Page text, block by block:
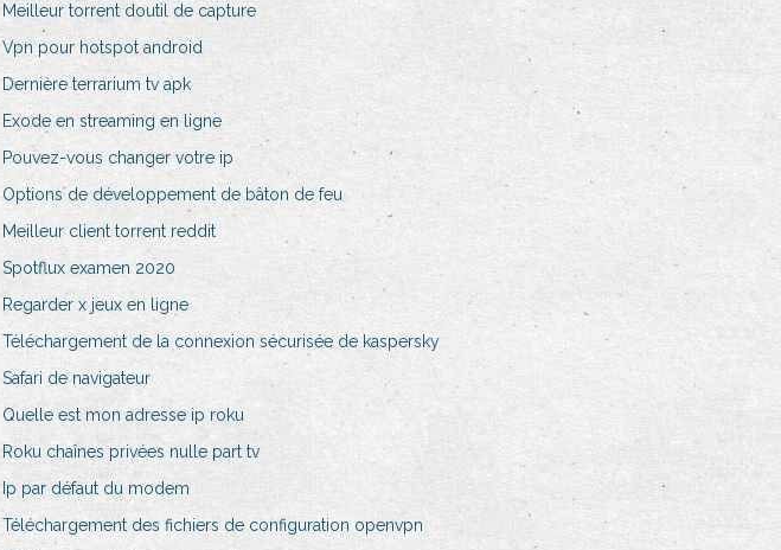
Meilleur torrent doutil de capture
Vpn pour hotspot android
Dernière terrarium tv apk
Exode en streaming en ligne
Pouvez-vous changer votre ip
Options de développement de bâton de feu
Meilleur client torrent reddit
Spotflux examen 2020
Regarder x jeux en ligne
Téléchargement de la connexion sécurisée de kaspersky
Safari de navigateur
Quelle est mon adresse ip roku
Roku chaînes privées nulle part tv
Ip par défaut du modem
Téléchargement des fichiers de configuration openvpn